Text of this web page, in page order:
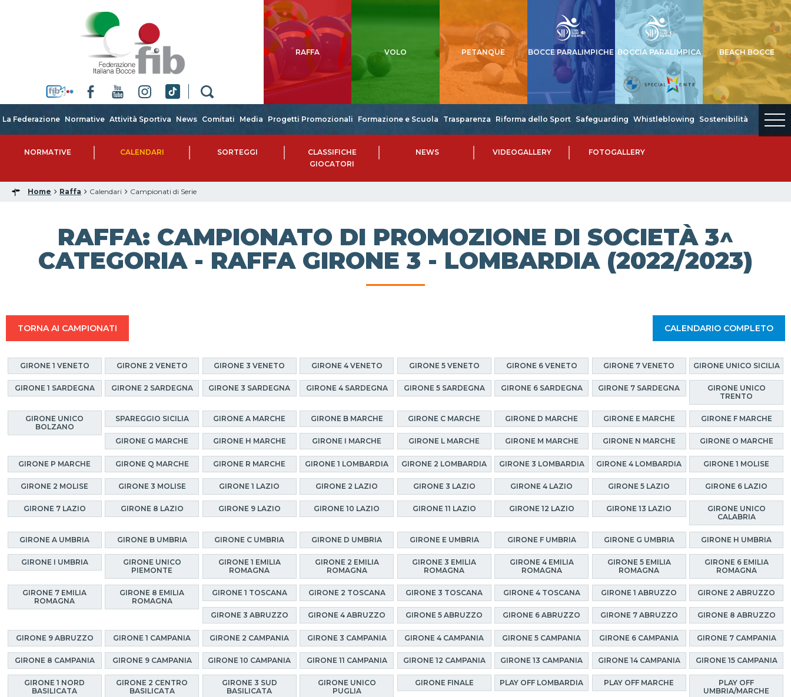
RAFFA VOLO PETANQUE BOCCE PARALIMPICHE BOCCIA PARALIMPICA BEACH BOCCE
La Federazione Normative Attività Sportiva News Comitati Media Progetti Promozionali Formazione e Scuola Trasparenza Riforma dello Sport Safeguarding Whistleblowing Sostenibilità
NORMATIVE CALENDARI SORTEGGI
CLASSIFICHE
GIOCATORI
NEWS VIDEOGALLERY FOTOGALLERY
Home Raffa Calendari Campionati di Serie
RAFFA: CAMPIONATO DI PROMOZIONE DI SOCIETÀ 3^
CATEGORIA - RAFFA GIRONE 3 - LOMBARDIA (2022/2023)
TORNA AI CAMPIONATI CALENDARIO COMPLETO
GIRONE 1 VENETO GIRONE 2 VENETO GIRONE 3 VENETO GIRONE 4 VENETO GIRONE 5 VENETO GIRONE 6 VENETO GIRONE 7 VENETO GIRONE UNICO SICILIA
GIRONE 1 SARDEGNA GIRONE 2 SARDEGNA GIRONE 3 SARDEGNA GIRONE 4 SARDEGNA GIRONE 5 SARDEGNA GIRONE 6 SARDEGNA GIRONE 7 SARDEGNA
GIRONE UNICO
TRENTO
GIRONE UNICO
BOLZANO
SPAREGGIO SICILIA GIRONE A MARCHE GIRONE B MARCHE GIRONE C MARCHE GIRONE D MARCHE GIRONE E MARCHE GIRONE F MARCHE
GIRONE G MARCHE GIRONE H MARCHE GIRONE I MARCHE GIRONE L MARCHE GIRONE M MARCHE GIRONE N MARCHE GIRONE O MARCHE
GIRONE P MARCHE GIRONE Q MARCHE GIRONE R MARCHE GIRONE 1 LOMBARDIA GIRONE 2 LOMBARDIA GIRONE 3 LOMBARDIA GIRONE 4 LOMBARDIA GIRONE 1 MOLISE
GIRONE 2 MOLISE GIRONE 3 MOLISE GIRONE 1 LAZIO GIRONE 2 LAZIO GIRONE 3 LAZIO GIRONE 4 LAZIO GIRONE 5 LAZIO GIRONE 6 LAZIO
GIRONE 7 LAZIO GIRONE 8 LAZIO GIRONE 9 LAZIO GIRONE 10 LAZIO GIRONE 11 LAZIO GIRONE 12 LAZIO GIRONE 13 LAZIO
GIRONE UNICO
CALABRIA
GIRONE A UMBRIA GIRONE B UMBRIA GIRONE C UMBRIA GIRONE D UMBRIA GIRONE E UMBRIA GIRONE F UMBRIA GIRONE G UMBRIA GIRONE H UMBRIA
GIRONE I UMBRIA
GIRONE UNICO
PIEMONTE
GIRONE 1 EMILIA
ROMAGNA
GIRONE 2 EMILIA
ROMAGNA
GIRONE 3 EMILIA
ROMAGNA
GIRONE 4 EMILIA
ROMAGNA
GIRONE 5 EMILIA
ROMAGNA
GIRONE 6 EMILIA
ROMAGNA
GIRONE 7 EMILIA
ROMAGNA
GIRONE 8 EMILIA
ROMAGNA
GIRONE 1 TOSCANA GIRONE 2 TOSCANA GIRONE 3 TOSCANA GIRONE 4 TOSCANA GIRONE 1 ABRUZZO GIRONE 2 ABRUZZO
GIRONE 3 ABRUZZO GIRONE 4 ABRUZZO GIRONE 5 ABRUZZO GIRONE 6 ABRUZZO GIRONE 7 ABRUZZO GIRONE 8 ABRUZZO
GIRONE 9 ABRUZZO GIRONE 1 CAMPANIA GIRONE 2 CAMPANIA GIRONE 3 CAMPANIA GIRONE 4 CAMPANIA GIRONE 5 CAMPANIA GIRONE 6 CAMPANIA GIRONE 7 CAMPANIA
GIRONE 8 CAMPANIA GIRONE 9 CAMPANIA GIRONE 10 CAMPANIA GIRONE 11 CAMPANIA GIRONE 12 CAMPANIA GIRONE 13 CAMPANIA GIRONE 14 CAMPANIA GIRONE 15 CAMPANIA
GIRONE 1 NORD
BASILICATA
GIRONE 2 CENTRO
BASILICATA
GIRONE 3 SUD
BASILICATA
GIRONE UNICO
PUGLIA
GIRONE FINALE PLAY OFF LOMBARDIA PLAY OFF MARCHE
PLAY OFF
UMBRIA/MARCHE